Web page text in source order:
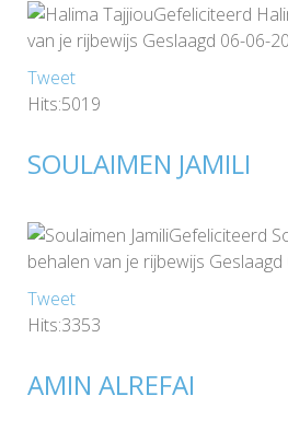
Gefeliciteerd
van je rijbewijs Geslaagd 06-06-
Tweet
Hits:5019
SOULAIMEN JAMILI
Gefeliciteerd
behalen van je rijbewijs
Tweet
Hits:3353
AMIN ALREFAI